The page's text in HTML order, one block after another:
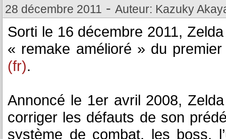
28 décembre 2011 - Auteur: Kazuky
Sorti le 16 décembre 2011,
« remake amélioré » du
(fr).
Annoncé le 1er avril 2008,
corriger les défauts de son
système de combat, les boss,